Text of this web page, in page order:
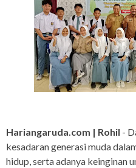
Hariangaruda.com | Rohil -
kesadaran generasi muda
hidup, serta adanya keinginan